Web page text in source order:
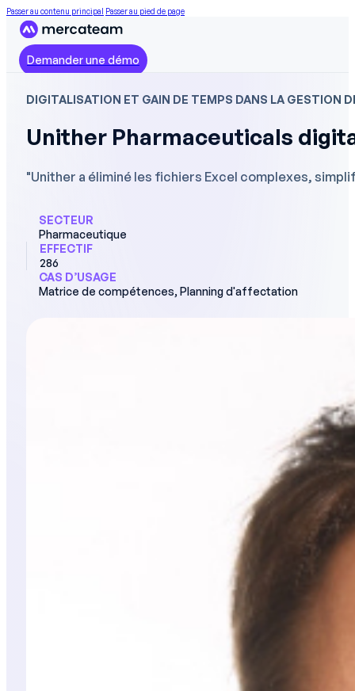
Passer au contenu principal Passer au pied de page
Demander une démo
DIGITALISATION ET GAIN DE TEMPS DANS LA GESTION
Unither Pharmaceuticals
"Unither a éliminé les fichiers Excel complexes,
SECTEUR
Pharmaceutique
EFFECTIF
286
CAS D’USAGE
Matrice de compétences, Planning d'affectation